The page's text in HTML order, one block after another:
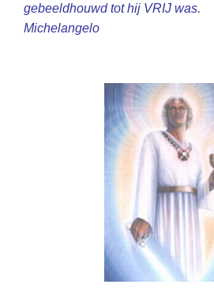
gebeeldhouwd tot hij VRIJ was.
Michelangelo